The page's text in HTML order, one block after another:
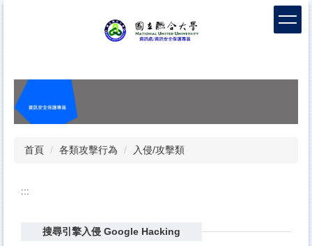
容
首頁 各類攻擊行為 入侵/攻擊類
:::
搜尋引擎入侵 Google Hacking